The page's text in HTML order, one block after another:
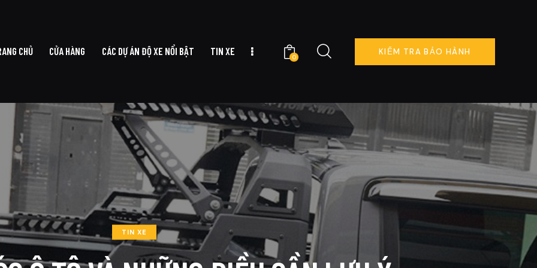
CHỦ CỬA HÀNG CÁC DỰ ÁN ĐỘ XE NỔI BẬT TIN XE
0
KIỂM TRA BẢO HÀNH
TRANG CHỦ CỬA HÀNG CÁC DỰ ÁN ĐỘ XE NỔI BẬT TIN XE
0
KIỂM TRA BẢO HÀNH
TIN XE